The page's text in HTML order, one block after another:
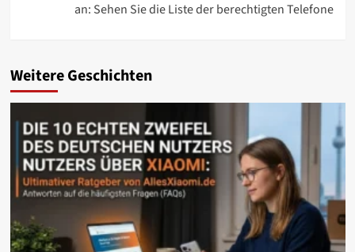
an: Sehen Sie die Liste der berechtigten Telefone
Weitere Geschichten